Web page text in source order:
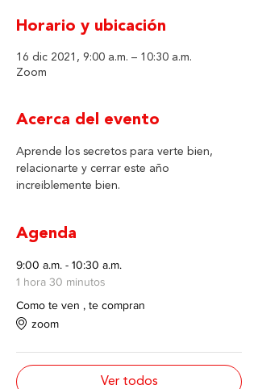
Horario y ubicación
16 dic 2021, 9:00 a.m. – 10:30 a.m.
Zoom
Acerca del evento
Aprende los secretos para verte bien,
relacionarte y cerrar este año
increiblemente bien.
Agenda
9:00 a.m. - 10:30 a.m.
1 hora 30 minutos
Como te ven , te compran
zoom
Ver todos